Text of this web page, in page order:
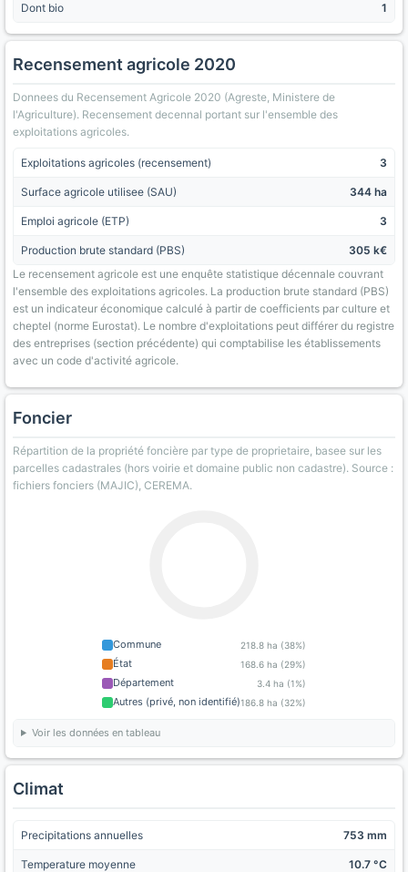
Dont bio 1
Recensement agricole 2020
Donnees du Recensement Agricole 2020 (Agreste, Ministere de
l'Agriculture). Recensement decennal portant sur l'ensemble des
exploitations agricoles.
Exploitations agricoles (recensement) 3
Surface agricole utilisee (SAU) 344 ha
Emploi agricole (ETP) 3
Production brute standard (PBS)
305 k€
Le recensement agricole est une enquête statistique décennale couvrant
l'ensemble des exploitations agricoles. La production brute standard (PBS)
est un indicateur économique calculé à partir de coefficients par culture et
cheptel (norme Eurostat). Le nombre d'exploitations peut différer du registre
des entreprises (section précédente) qui comptabilise les établissements
avec un code d'activité agricole.
Foncier
Répartition de la propriété foncière par type de proprietaire, basee sur les
parcelles cadastrales (hors voirie et domaine public non cadastre). Source :
fichiers fonciers (MAJIC), CEREMA.
Commune 218.8 ha (38%)
État 168.6 ha (29%)
Département 3.4 ha (1%)
Autres (privé, non identifié)186.8 ha (32%)
Voir les données en tableau
Climat
Precipitations annuelles 753 mm
Temperature moyenne 10.7 °C